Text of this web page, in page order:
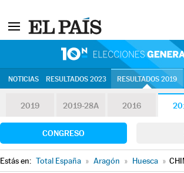
NOTICIAS RESULTADOS 2023 RESULTADOS 2019
2019 2019-28A 2016
CONGRESO
Estás en: Total España » Aragón » Huesca »